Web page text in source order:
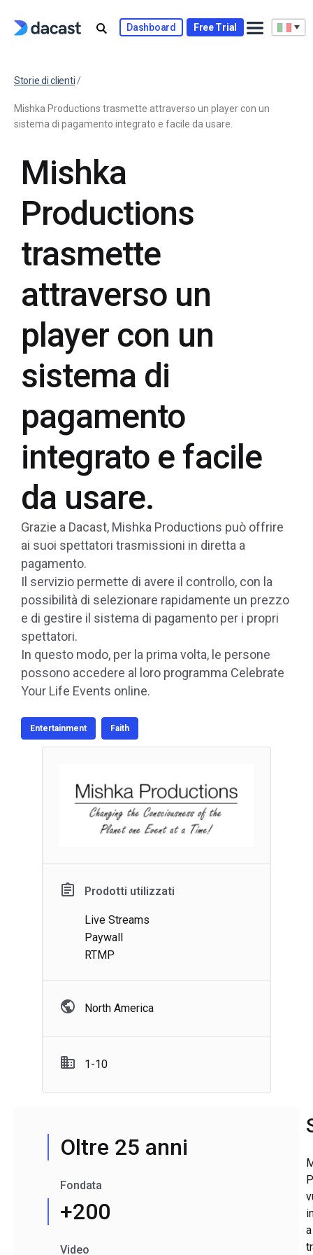
Dashboard Free Trial
Storie di clienti /
Mishka Productions trasmette attraverso un player con un
sistema di pagamento integrato e facile da usare.
Mishka
Productions
trasmette
attraverso un
player con un
sistema di
pagamento
integrato e facile
da usare.
Grazie a Dacast, Mishka Productions può offrire
ai suoi spettatori trasmissioni in diretta a
pagamento.
Il servizio permette di avere il controllo, con la
possibilità di selezionare rapidamente un prezzo
e di gestire il sistema di pagamento per i propri
spettatori.
In questo modo, per la prima volta, le persone
possono accedere al loro programma Celebrate
Your Life Events online.
Entertainment Faith
Prodotti utilizzati
Live Streams
Paywall
RTMP
North America
1-10
Oltre 25 anni
Fondata
+200
Video
a